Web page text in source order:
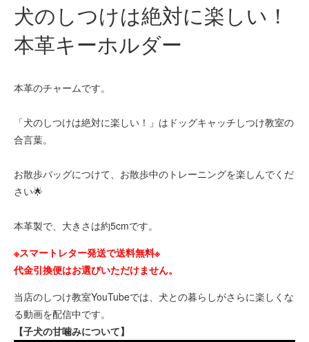
犬のしつけは絶対に楽しい！
本革キーホルダー
本革のチャームです。
「犬のしつけは絶対に楽しい！」はドッグキャッチしつけ教室の
合言葉。
お散歩バッグにつけて、お散歩中のトレーニングを楽しんでくだ
さい🌟
本革製で、大きさは約5cmです。
※スマートレター発送で送料無料※
代金引換便はお選びいただけません。
当店のしつけ教室YouTubeでは、犬との暮らしがさらに楽しくな
る動画を配信中です。
【子犬の甘噛みについて】